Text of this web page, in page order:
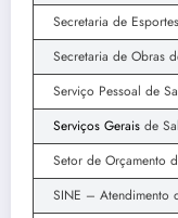
Secretaria de
Secretaria de Obras
Serviço Pessoal de
Serviços Gerais de
Setor de Orçamento
SINE – Atendimento